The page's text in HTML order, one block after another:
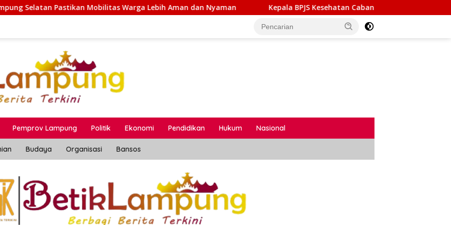
Warga Lebih Aman dan Nyaman Kepala BPJS Kesehatan Cabang Bandar Lampung Kunjungi Tiga Rumah Sakit
Pemprov Lampung Politik Ekonomi Pendidikan Hukum Nasional
Budaya Organisasi Bansos